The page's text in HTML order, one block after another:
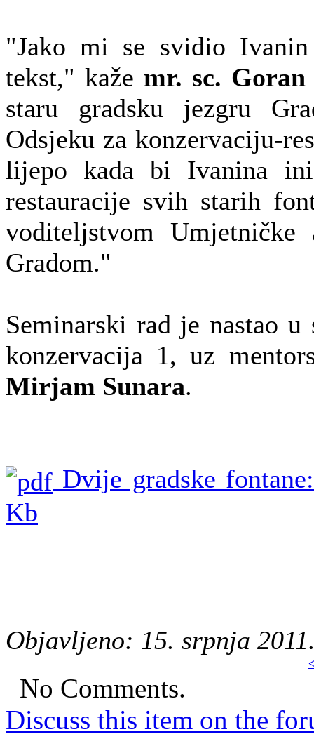
"Jako mi se svidio Ivanin
tekst," kaže mr. sc.
staru gradsku jezgru
Odsjeku za konzervaciju-
lijepo kada bi Ivanina
restauracije svih starih
voditeljstvom
Gradom."
Seminarski rad je nastao
konzervacija 1, uz
Mirjam Sunara.
Dvije gradske
Kb
Objavljeno: 15. srpnja
No Comments.
Discuss this item on the